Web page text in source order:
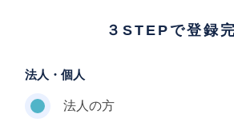
３STEPで登録
法人・個人
法人の方